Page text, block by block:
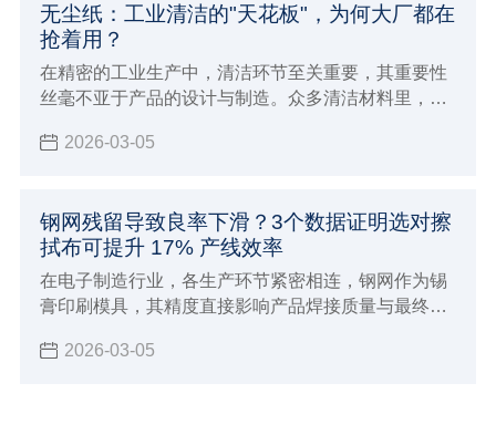
无尘纸：工业清洁的"天花板"，为何大厂都在
抢着用？
在精密的工业生产中，清洁环节至关重要，其重要性
丝毫不亚于产品的设计与制造。众多清洁材料里，无
“清洁神器”，堪称工业清洁领域的 “天花板”。
2026-03-05
钢网残留导致良率下滑？3个数据证明选对擦
拭布可提升 17% 产线效率
在电子制造行业，各生产环节紧密相连，钢网作为锡
膏印刷模具，其精度直接影响产品焊接质量与最终良
2026-03-05